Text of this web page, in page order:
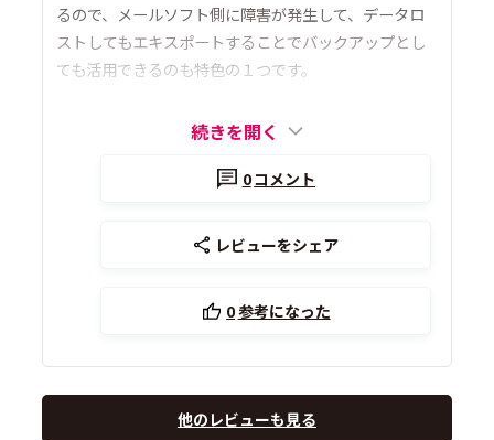
るので、メールソフト側に障害が発生して、データロ
ストしてもエキスポートすることでバックアップとし
ても活用できるのも特色の１つです。
続きを開く
0コメント
レビューをシェア
0参考になった
他のレビューも見る